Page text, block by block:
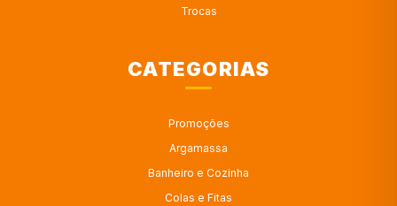
Trocas
CATEGORIAS
Promoções
Argamassa
Banheiro e Cozinha
Colas e Fitas